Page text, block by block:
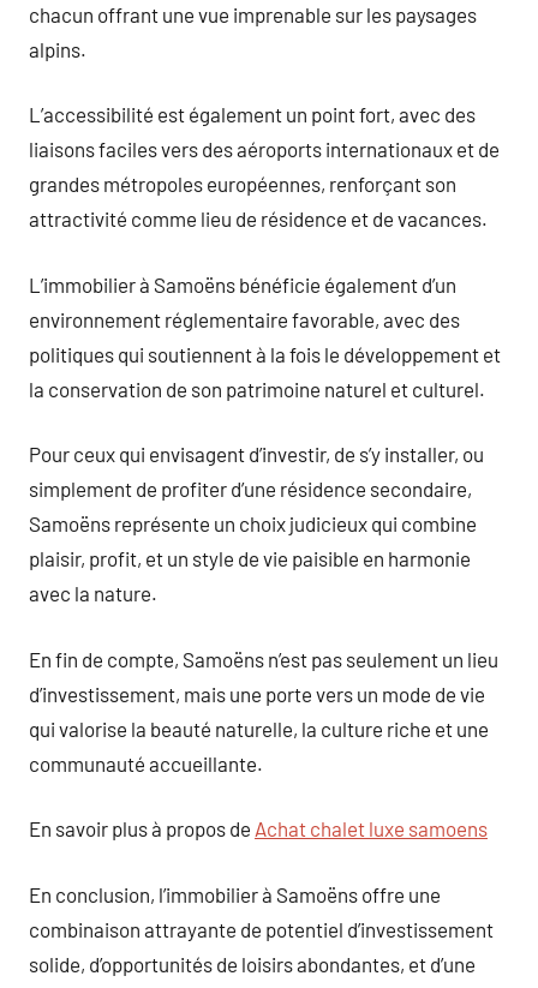
chacun offrant une vue imprenable sur les paysages
alpins.
L’accessibilité est également un point fort, avec des
liaisons faciles vers des aéroports internationaux et de
grandes métropoles européennes, renforçant son
attractivité comme lieu de résidence et de vacances.
L’immobilier à Samoëns bénéficie également d’un
environnement réglementaire favorable, avec des
politiques qui soutiennent à la fois le développement et
la conservation de son patrimoine naturel et culturel.
Pour ceux qui envisagent d’investir, de s’y installer, ou
simplement de profiter d’une résidence secondaire,
Samoëns représente un choix judicieux qui combine
plaisir, profit, et un style de vie paisible en harmonie
avec la nature.
En fin de compte, Samoëns n’est pas seulement un lieu
d’investissement, mais une porte vers un mode de vie
qui valorise la beauté naturelle, la culture riche et une
communauté accueillante.
En savoir plus à propos de Achat chalet luxe samoens
En conclusion, l’immobilier à Samoëns offre une
combinaison attrayante de potentiel d’investissement
solide, d’opportunités de loisirs abondantes, et d’une